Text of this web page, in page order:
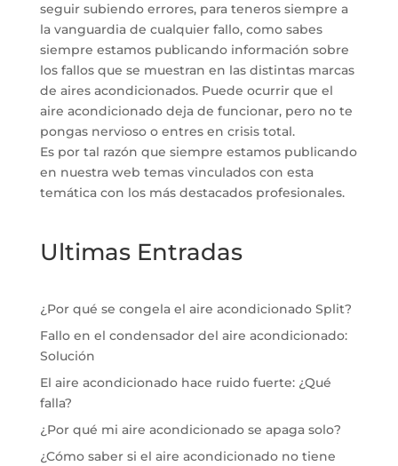
seguir subiendo errores, para teneros siempre a
la vanguardia de cualquier fallo, como sabes
siempre estamos publicando información sobre
los fallos que se muestran en las distintas marcas
de aires acondicionados. Puede ocurrir que el
aire acondicionado deja de funcionar, pero no te
pongas nervioso o entres en crisis total.
Es por tal razón que siempre estamos publicando
en nuestra web temas vinculados con esta
temática con los más destacados profesionales.
Ultimas Entradas
¿Por qué se congela el aire acondicionado Split?
Fallo en el condensador del aire acondicionado:
Solución
El aire acondicionado hace ruido fuerte: ¿Qué
falla?
¿Por qué mi aire acondicionado se apaga solo?
¿Cómo saber si el aire acondicionado no tiene